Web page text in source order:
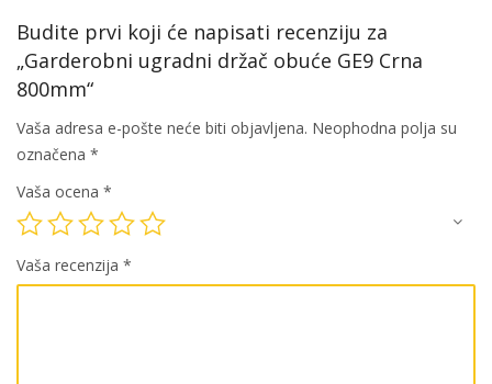
Budite prvi koji će napisati recenziju za
„Garderobni ugradni držač obuće GE9 Crna
800mm“
Vaša adresa e-pošte neće biti objavljena. Neophodna polja su
označena *
Vaša ocena *
Vaša recenzija *